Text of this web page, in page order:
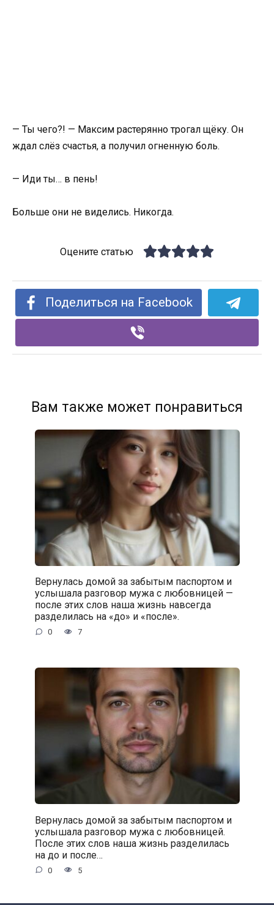
— Ты чего?! — Максим растерянно трогал щёку. Он
ждал слёз счастья, а получил огненную боль.
— Иди ты… в пень!
Больше они не виделись. Никогда.
Оцените статью
Поделиться на Facebook
Вам также может понравиться
Вернулась домой за забытым паспортом и
услышала разговор мужа с любовницей —
после этих слов наша жизнь навсегда
разделилась на «до» и «после».
0 7
Вернулась домой за забытым паспортом и
услышала разговор мужа с любовницей.
После этих слов наша жизнь разделилась
на до и после…
0 5